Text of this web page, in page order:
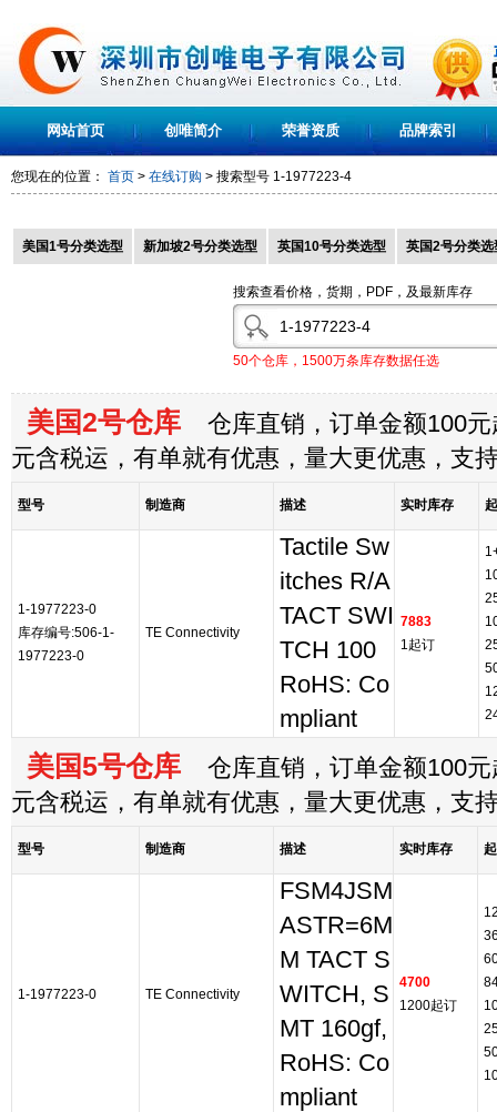
网站首页 创唯简介 荣誉资质 品牌索引
您现在的位置： 首页 > 在线订购 > 搜索型号 1-1977223-4
美国1号分类选型 新加坡2号分类选型 英国10号分类选型 英国2号分类选
搜索查看价格，货期，PDF，及最新库存
50个仓库，1500万条库存数据任选
美国2号仓库 仓库直销，订单金额100元
元含税运，有单就有优惠，量大更优惠，支
型号 制造商 描述 实时库存
1-1977223-0
库存编号:506-1-
1977223-0
TE Connectivity
Tactile Sw
itches R/A
TACT SWI
TCH 100
RoHS: Co
mpliant
7883
1起订
美国5号仓库 仓库直销，订单金额100元
元含税运，有单就有优惠，量大更优惠，支
型号 制造商 描述 实时库存
1-1977223-0 TE Connectivity
FSM4JSM
ASTR=6M
M TACT S
WITCH, S
MT 160gf,
RoHS: Co
mpliant
4700
1200起订